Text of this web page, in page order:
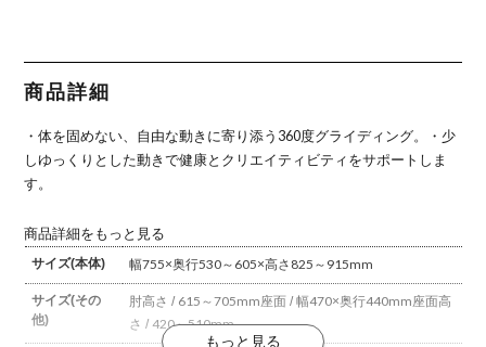
ブラック 背
合板 座レザ
ーブラック
B10SGL |
コクヨ オフ
ィスチェア
なし 本体ブ
C05-
B10SGU |
コクヨ オフ
ィスチェア
ブラック 背
B10SGW |
コクヨ オフ
ィスチェア
色 固定肘
コクヨ オフ
ィスチェア
色 固定肘
ュ C05-
B11CCL |
コクヨ オフ
商品詳細
・体を固めない、自由な動きに寄り添う360度グライディング。
・少
しゆっくりとした動きで健康とクリエイティビティをサポートしま
す。
商品詳細をもっと見る
サイズ(本体)
幅755×奥行530～605×高さ825～915mm
サイズ(その
他)
肘高さ / 615～705mm座面 / 幅470×奥行440mm座面高
さ / 420～510mm